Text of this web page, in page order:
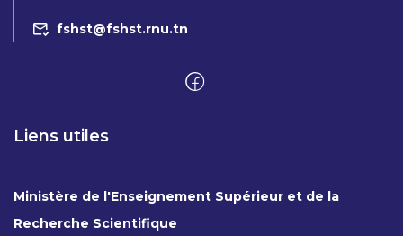
fshst@fshst.rnu.tn
Liens utiles
Ministère de l'Enseignement Supérieur et de la
Recherche Scientifique